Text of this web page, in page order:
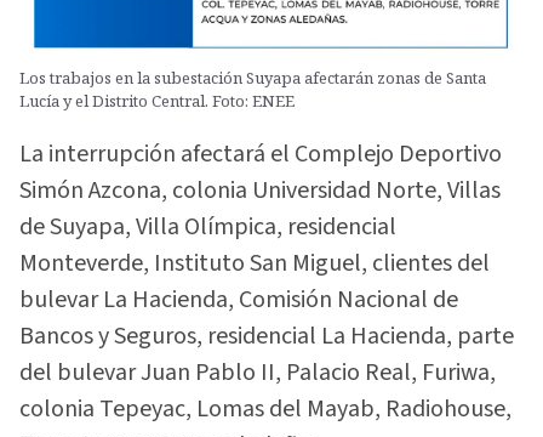
Los trabajos en la subestación Suyapa afectarán zonas de Santa
Lucía y el Distrito Central. Foto: ENEE
La interrupción afectará el Complejo Deportivo
Simón Azcona, colonia Universidad Norte, Villas
de Suyapa, Villa Olímpica, residencial
Monteverde, Instituto San Miguel, clientes del
bulevar La Hacienda, Comisión Nacional de
Bancos y Seguros, residencial La Hacienda, parte
del bulevar Juan Pablo II, Palacio Real, Furiwa,
colonia Tepeyac, Lomas del Mayab, Radiohouse,